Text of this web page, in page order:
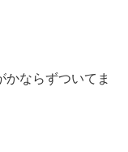
かならずついてま